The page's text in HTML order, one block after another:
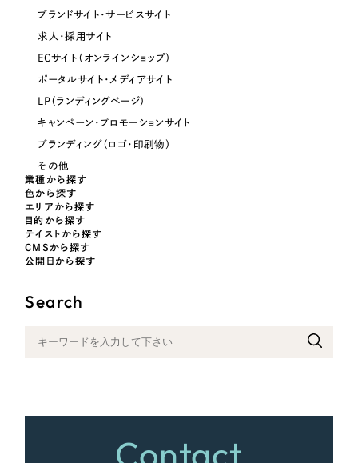
オレンジ・橙色
パープル・紫色
ピンク・桃色
ブランドサイト・サービスサイト
求人・採用サイト
ECサイト（オンラインショップ）
ポータルサイト・メディアサイト
LP（ランディングページ）
キャンペーン・プロモーションサイト
ブランディング（ロゴ・印刷物）
その他
業種から探す
色から探す
エリアから探す
目的から探す
テイストから探す
CMSから探す
公開日から探す
Search
Contact